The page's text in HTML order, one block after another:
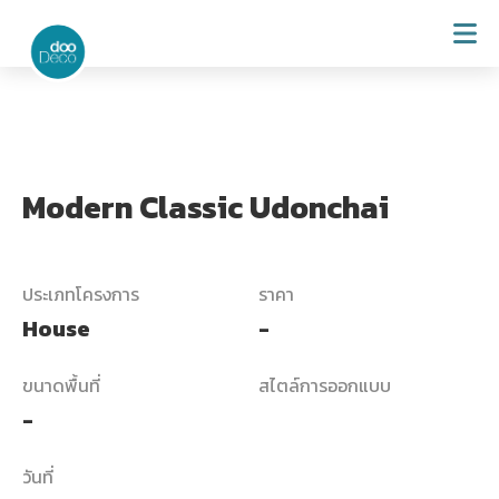
Modern Classic Udonchai
ประเภทโครงการ
House
ราคา
-
ขนาดพื้นที่
-
สไตล์การออกแบบ
วันที่